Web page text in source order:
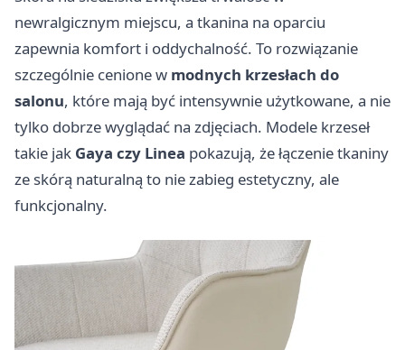
newralgicznym miejscu, a tkanina na oparciu
zapewnia komfort i oddychalność. To rozwiązanie
szczególnie cenione w modnych krzesłach do
salonu, które mają być intensywnie użytkowane, a nie
tylko dobrze wyglądać na zdjęciach. Modele krzeseł
takie jak Gaya czy Linea pokazują, że łączenie tkaniny
ze skórą naturalną to nie zabieg estetyczny, ale
funkcjonalny.